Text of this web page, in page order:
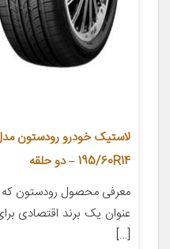
195/60R14 – دو حلقه
معرفی محصول رودستون که
عنوان یک برند اقتصادی
[…]